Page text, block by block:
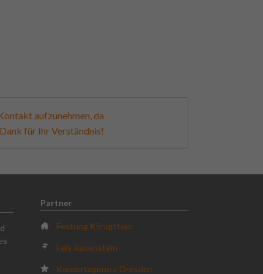
aufzunehmen, da
für Ihr Verständnis!
Partner
Festung Königstein
Fels Rauenstein
Konzertagentur Dresden